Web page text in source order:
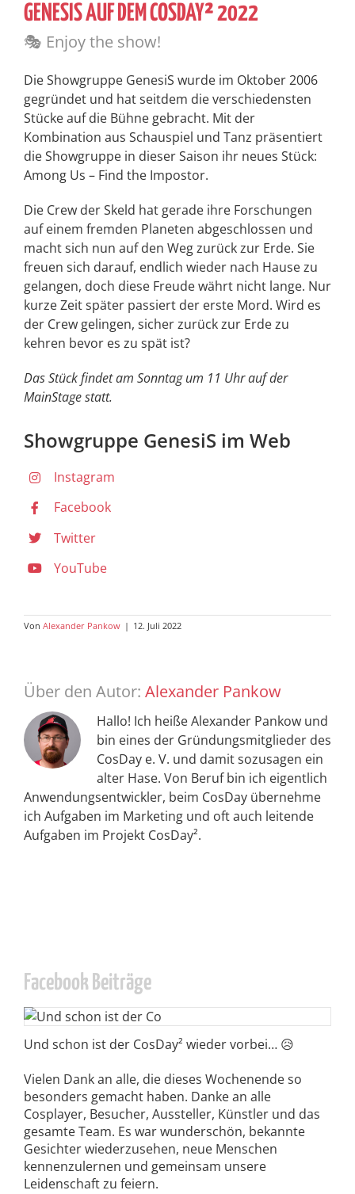
GENESIS AUF DEM COSDAY² 2022
🎭 Enjoy the show!
Die Showgruppe GenesiS wurde im Oktober 2006
gegründet und hat seitdem die verschiedensten
Stücke auf die Bühne gebracht. Mit der
Kombination aus Schauspiel und Tanz präsentiert
die Showgruppe in dieser Saison ihr neues Stück:
Among Us – Find the Impostor.
Die Crew der Skeld hat gerade ihre Forschungen
auf einem fremden Planeten abgeschlossen und
macht sich nun auf den Weg zurück zur Erde. Sie
freuen sich darauf, endlich wieder nach Hause zu
gelangen, doch diese Freude währt nicht lange. Nur
kurze Zeit später passiert der erste Mord. Wird es
der Crew gelingen, sicher zurück zur Erde zu
kehren bevor es zu spät ist?
Das Stück findet am Sonntag um 11 Uhr auf der
MainStage statt.
Showgruppe GenesiS im Web
Instagram
Facebook
Twitter
YouTube
Von Alexander Pankow | 12. Juli 2022
Über den Autor: Alexander Pankow
Hallo! Ich heiße Alexander Pankow und
bin eines der Gründungsmitglieder des
CosDay e. V. und damit sozusagen ein
alter Hase. Von Beruf bin ich eigentlich
Anwendungsentwickler, beim CosDay übernehme
ich Aufgaben im Marketing und oft auch leitende
Aufgaben im Projekt CosDay².
Facebook Beiträge
Und schon ist der CosDay² wieder vorbei… 😥
Vielen Dank an alle, die dieses Wochenende so
besonders gemacht haben. Danke an alle
Cosplayer, Besucher, Aussteller, Künstler und das
gesamte Team. Es war wunderschön, bekannte
Gesichter wiederzusehen, neue Menschen
kennenzulernen und gemeinsam unsere
Leidenschaft zu feiern.